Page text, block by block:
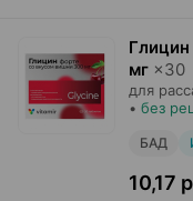
мг ×30
для
• без
БАД
10,17